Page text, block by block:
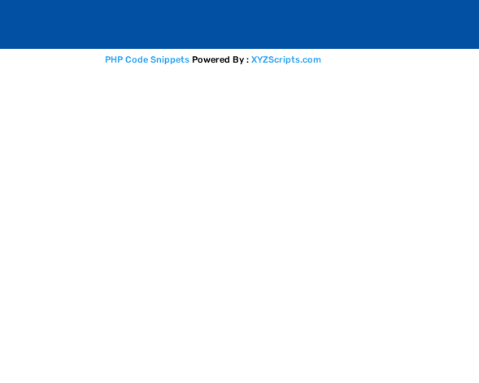
PHP Code Snippets Powered By : XYZScripts.com